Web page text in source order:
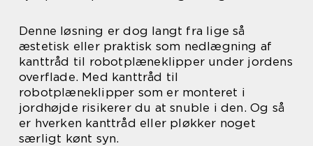
Denne løsning er dog langt fra lige så
æstetisk eller praktisk som nedlægning af
kanttråd til robotplæneklipper under jordens
overflade. Med kanttråd til
robotplæneklipper som er monteret i
jordhøjde risikerer du at snuble i den. Og så
er hverken kanttråd eller pløkker noget
særligt kønt syn.